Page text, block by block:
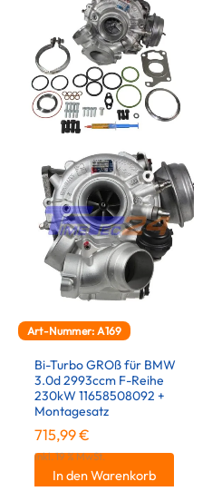
Art-Nummer: A169
Bi-Turbo GROß für BMW
3.0d 2993ccm F-Reihe
230kW 11658508092 +
Montagesatz
715,99€
inkl. 19 % MwSt.
In den Warenkorb